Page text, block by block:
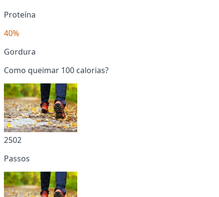
Proteína
40%
Gordura
Como queimar 100 calorias?
2502
Passos